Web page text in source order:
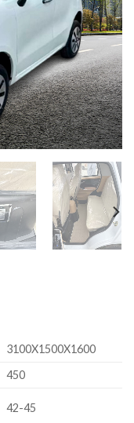
3100X1500X1600
450
42-45